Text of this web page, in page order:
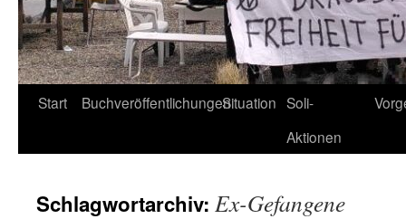
Start BuchveröffentlichungenSituation Soli-
Aktionen
Schlagwortarchiv: Ex-Gefangene